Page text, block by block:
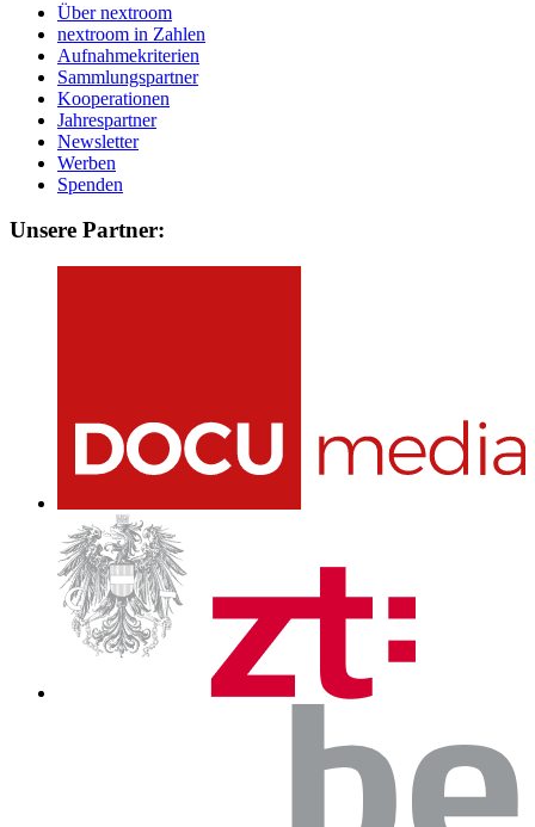
Über nextroom
nextroom in Zahlen
Aufnahmekriterien
Sammlungspartner
Kooperationen
Jahrespartner
Newsletter
Werben
Spenden
Unsere Partner: